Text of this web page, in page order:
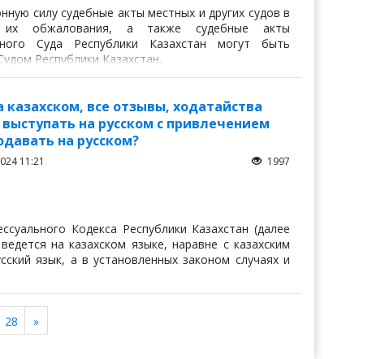
силу судебные акты местных и других судов в
их обжалования, а также судебные акты
Суда Республики Казахстан могут быть
Республики Казахстан.
все отзывы, ходатайства
на русском с привлечением
на русском?
11:21
1997
Кодекса Республики Казахстан (далее
на казахском языке, наравне с казахским
язык, а в установленных законом случаях и
28 »